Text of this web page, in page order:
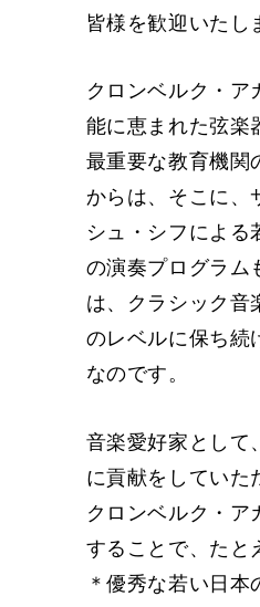
皆様を歓迎いたし
クロンベルク・ア
能に恵まれた弦楽
最重要な教育機関
からは、そこに、
シュ・シフによる
の演奏プログラム
は、クラシック音
のレベルに保ち続
なのです。
音楽愛好家として
に貢献をしていた
クロンベルク・ア
することで、たと
＊優秀な若い日